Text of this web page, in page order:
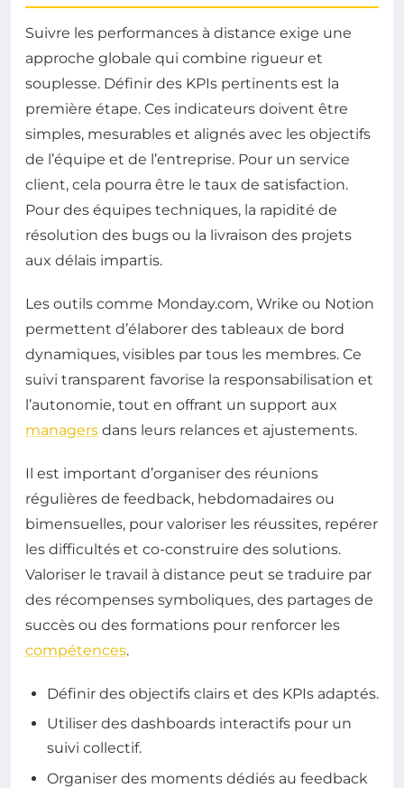
Suivre les performances à distance exige une
approche globale qui combine rigueur et
souplesse. Définir des KPIs pertinents est la
première étape. Ces indicateurs doivent être
simples, mesurables et alignés avec les objectifs
de l’équipe et de l’entreprise. Pour un service
client, cela pourra être le taux de satisfaction.
Pour des équipes techniques, la rapidité de
résolution des bugs ou la livraison des projets
aux délais impartis.
Les outils comme Monday.com, Wrike ou Notion
permettent d’élaborer des tableaux de bord
dynamiques, visibles par tous les membres. Ce
suivi transparent favorise la responsabilisation et
l’autonomie, tout en offrant un support aux
managers dans leurs relances et ajustements.
Il est important d’organiser des réunions
régulières de feedback, hebdomadaires ou
bimensuelles, pour valoriser les réussites, repérer
les difficultés et co-construire des solutions.
Valoriser le travail à distance peut se traduire par
des récompenses symboliques, des partages de
succès ou des formations pour renforcer les
compétences.
Définir des objectifs clairs et des KPIs adaptés.
Utiliser des dashboards interactifs pour un
suivi collectif.
Organiser des moments dédiés au feedback